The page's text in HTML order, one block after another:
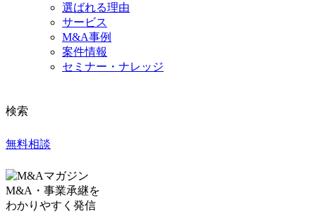
選ばれる理由
サービス
M&A事例
案件情報
セミナー・ナレッジ
検索
無料相談
M&A・事業承継を
わかりやすく発信